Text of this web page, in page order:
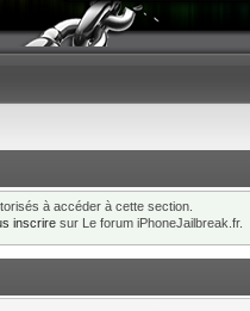
à accéder à cette section.
inscrire sur Le forum iPhoneJailbreak.fr.